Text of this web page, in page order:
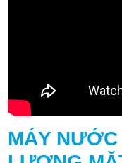
MÁY